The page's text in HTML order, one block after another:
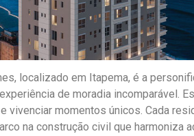
localizado em Itapema, é a
de moradia incomparável.
vivenciar momentos únicos. Cada
na construção civil que